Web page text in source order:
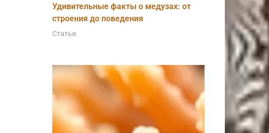
Удивительные факты о медузах: от
строения до поведения
Статьи